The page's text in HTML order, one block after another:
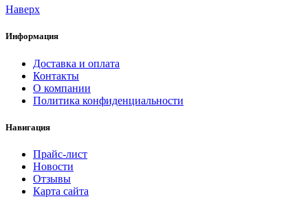
Наверх
Информация
Доставка и оплата
Контакты
О компании
Политика конфиденциальности
Навигация
Прайс-лист
Новости
Отзывы
Карта сайта